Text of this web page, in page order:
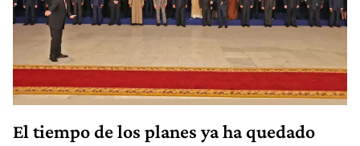
El tiempo de los planes ya ha quedado